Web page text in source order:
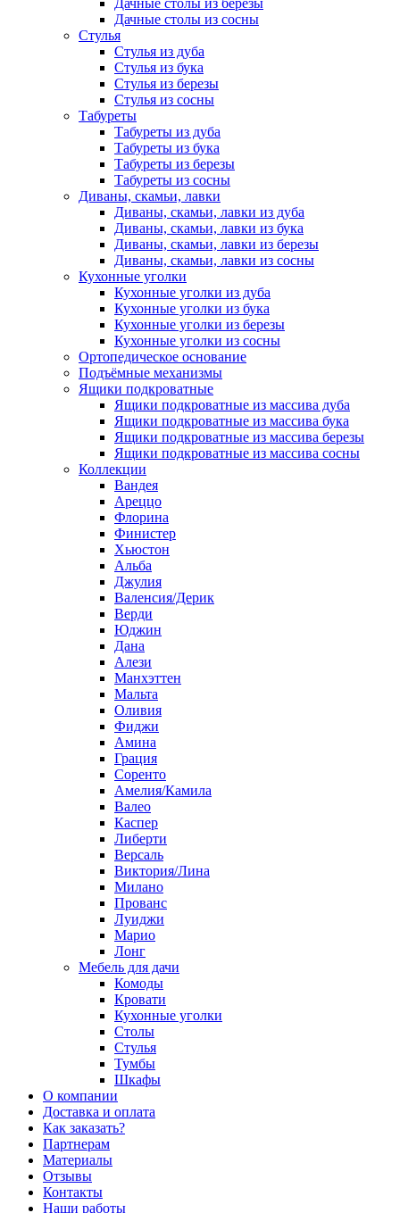
Дачные столы из березы
Дачные столы из сосны
Стулья
Стулья из дуба
Стулья из бука
Стулья из березы
Стулья из сосны
Табуреты
Табуреты из дуба
Табуреты из бука
Табуреты из березы
Табуреты из сосны
Диваны, скамьи, лавки
Диваны, скамьи, лавки из дуба
Диваны, скамьи, лавки из бука
Диваны, скамьи, лавки из березы
Диваны, скамьи, лавки из сосны
Кухонные уголки
Кухонные уголки из дуба
Кухонные уголки из бука
Кухонные уголки из березы
Кухонные уголки из сосны
Ортопедическое основание
Подъёмные механизмы
Ящики подкроватные
Ящики подкроватные из массива дуба
Ящики подкроватные из массива бука
Ящики подкроватные из массива березы
Ящики подкроватные из массива сосны
Коллекции
Вандея
Ареццо
Флорина
Финистер
Хьюстон
Альба
Джулия
Валенсия/Дерик
Верди
Юджин
Дана
Алези
Манхэттен
Мальта
Оливия
Фиджи
Амина
Грация
Соренто
Амелия/Камила
Валео
Каспер
Либерти
Версаль
Виктория/Лина
Милано
Прованс
Луиджи
Марио
Лонг
Мебель для дачи
Комоды
Кровати
Кухонные уголки
Столы
Стулья
Тумбы
Шкафы
О компании
Доставка и оплата
Как заказать?
Партнерам
Материалы
Отзывы
Контакты
Наши работы